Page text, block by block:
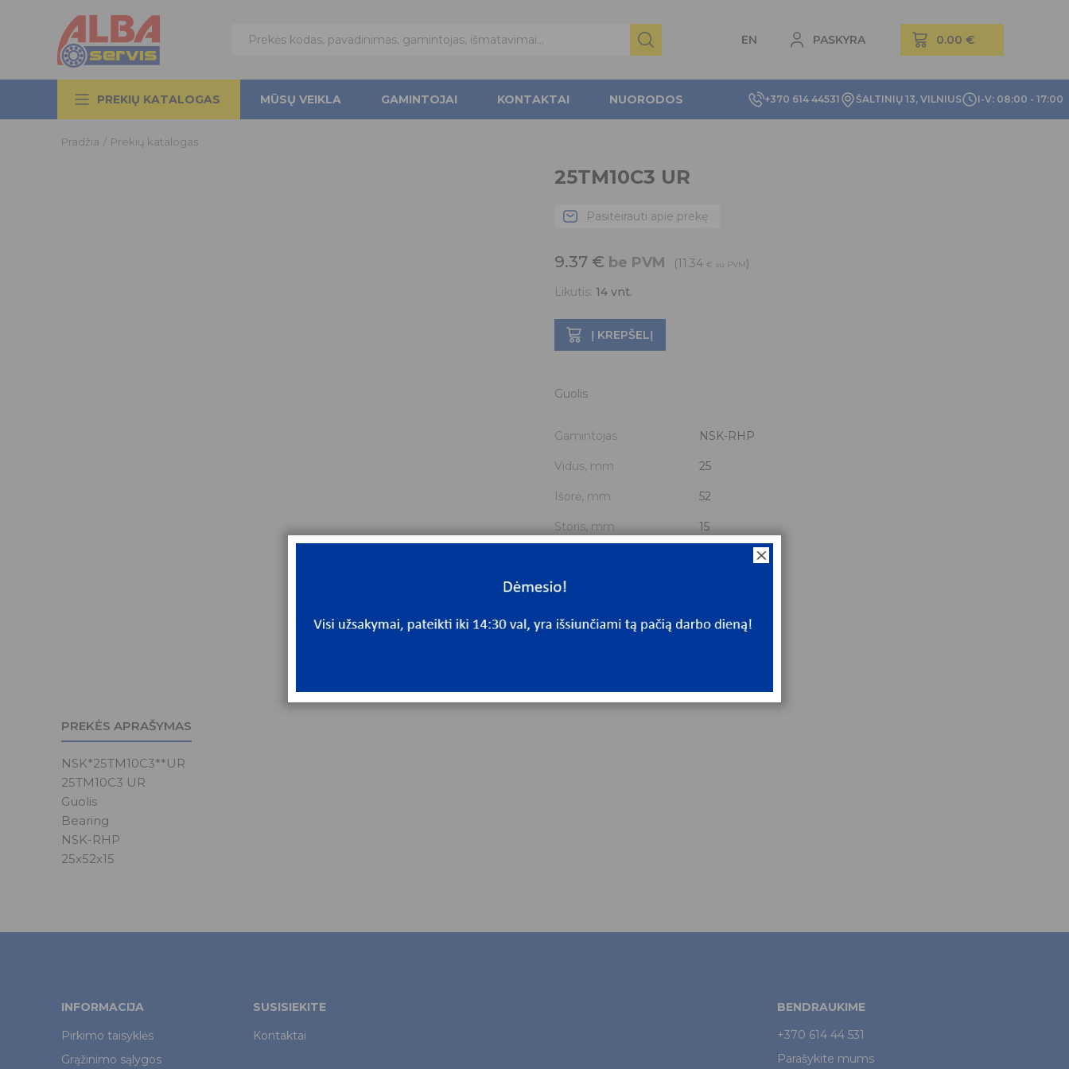
EN PASKYRA
+370 614 44531 ŠALTINIŲ 13, VILNIUS I-V: 08:00 - 17:00
PREKIŲ KATALOGAS MŪSŲ VEIKLA GAMINTOJAI KONTAKTAI NUORODOS
Pradžia / Prekių katalogas
25TM10C3 UR
Pasiteirauti apie prekę
9.37 € be PVM (11.34 € su PVM)
Likutis: 14 vnt.
Į KREPŠELĮ
Guolis
Gamintojas NSK-RHP
Vidus, mm 25
Išorė, mm 52
Storis, mm 15
Mato vnt.
Yra sandėlyje Taip
PREKĖS APRAŠYMAS
NSK*25TM10C3**UR
25TM10C3 UR
Guolis
Bearing
NSK-RHP
25x52x15
INFORMACIJA
Pirkimo taisyklės
Grąžinimo sąlygos
SUSISIEKITE
Kontaktai
BENDRAUKIME
+370 614 44 531
Parašykite mums